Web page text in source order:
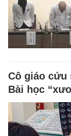
Cô giáo cứu
Bài học